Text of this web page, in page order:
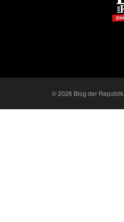
© 2026 Blog der Republik.